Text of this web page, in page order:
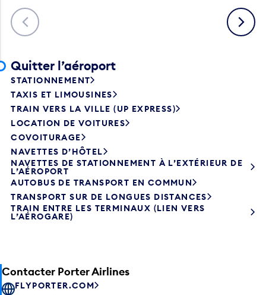
Précédent Suivant
Quitter l’aéroport
STATIONNEMENT
TAXIS ET LIMOUSINES
TRAIN VERS LA VILLE (UP EXPRESS)
LOCATION DE VOITURES
COVOITURAGE
NAVETTES D’HÔTEL
NAVETTES DE STATIONNEMENT À L’EXTÉRIEUR DE
L’AÉROPORT
AUTOBUS DE TRANSPORT EN COMMUN
TRANSPORT SUR DE LONGUES DISTANCES
TRAIN ENTRE LES TERMINAUX (LIEN VERS
L’AÉROGARE)
Contacter Porter Airlines
FLYPORTER.COM